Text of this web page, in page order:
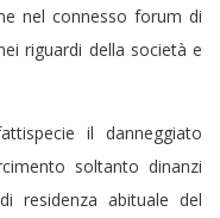
nel connesso forum di
riguardi della società e
il danneggiato
soltanto dinanzi
residenza abituale del